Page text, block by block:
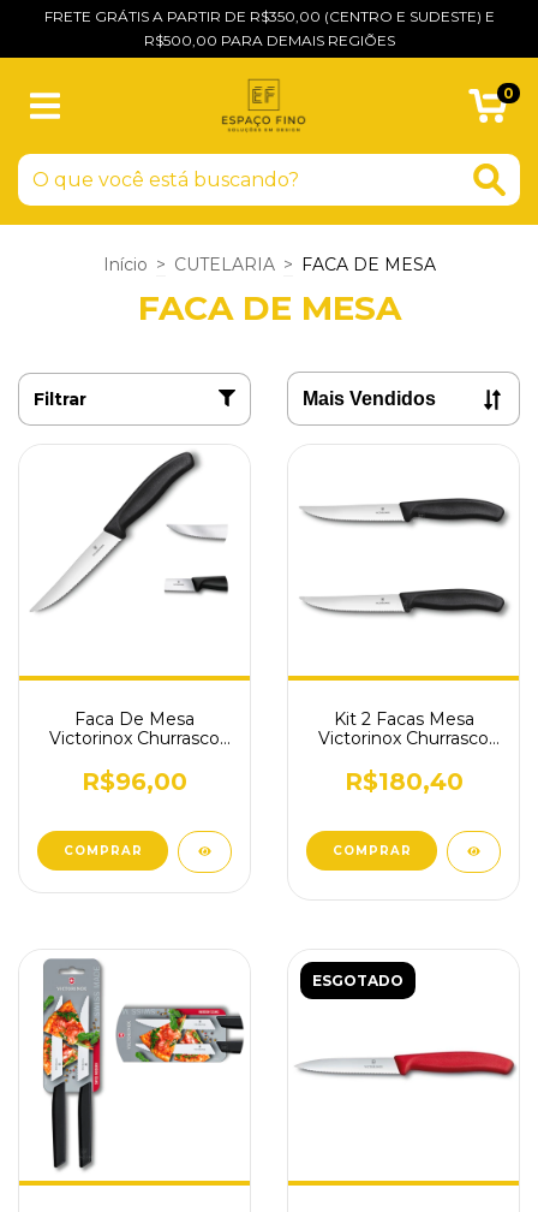
FRETE GRÁTIS A PARTIR DE R$350,00 (CENTRO E SUDESTE) E
R$500,00 PARA DEMAIS REGIÕES
0
Início > CUTELARIA > FACA DE MESA
FACA DE MESA
Filtrar
Faca De Mesa
Victorinox Churrasco
6.7933.12
R$96,00
COMPRAR
Kit 2 Facas Mesa
Victorinox Churrasco
R$180,40
ESGOTADO